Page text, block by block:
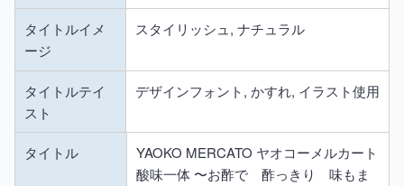
タイトルイメ
ージ
スタイリッシュ, ナチュラル
タイトルテイ
スト
デザインフォント, かすれ, イラスト使用
タイトル
YAOKO MERCATO ヤオコーメルカート
酸味一体 〜お酢で 酢っきり 味もま